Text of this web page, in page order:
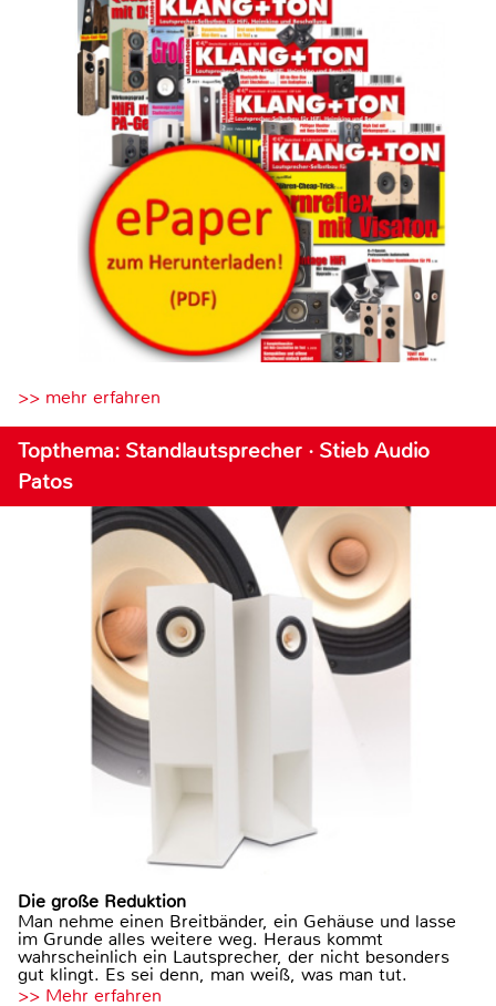
>> mehr erfahren
Topthema: Standlautsprecher · Stieb Audio
Patos
Die große Reduktion
Man nehme einen Breitbänder, ein Gehäuse und lasse
im Grunde alles weitere weg. Heraus kommt
wahrscheinlich ein Lautsprecher, der nicht besonders
gut klingt. Es sei denn, man weiß, was man tut.
>> Mehr erfahren